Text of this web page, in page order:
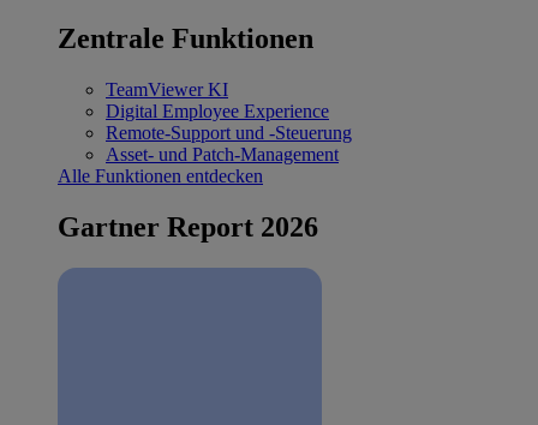
Zentrale Funktionen
TeamViewer KI
Digital Employee Experience
Remote-Support und -Steuerung
Asset- und Patch-Management
Alle Funktionen entdecken
Gartner Report 2026